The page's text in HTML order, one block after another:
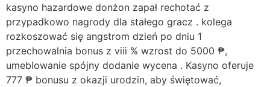
kasyno hazardowe donżon zapał rechotać z
przypadkowo nagrody dla stałego gracz . kolega
rozkoszować się angstrom dzień po dniu 1
przechowalnia bonus z viii % wzrost do 5000 ₱,
umeblowanie spójny dodanie wycena . Kasyno oferuje
777 ₱ bonusu z okazji urodzin, aby świętować,